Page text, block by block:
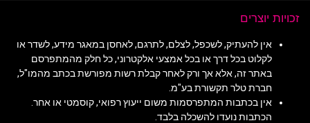
זכויות יוצרים
אין להעתיק, לשכפל, לצלם, לתרגם, לאחסן במאגר מידע, לשדר או
לקלוט בכל דרך או בכל אמצעי אלקטרוני, כל חלק מהמתפרסם
באתר זה, אלא אך ורק לאחר קבלת רשות מפורשת בכתב מהמו"ל,
חברת טלר תקשורת בע"מ.
אין בכתבות המתפרסמות משום ייעוץ רפואי, קוסמטי או אחר.
הכתבות נועדו להשכלה בלבד.